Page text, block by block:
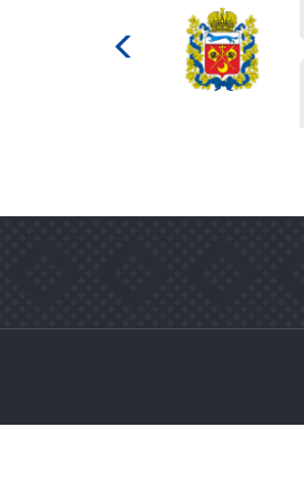
Министерство
культуры
Российской
федерации